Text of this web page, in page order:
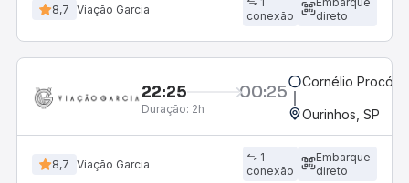
8,7 Viação Garcia
conexão
direto
22:25 00:25
Duração: 2h
Cornélio
Ourinhos, SP
8,7 Viação Garcia
1
conexão
Embarque
direto